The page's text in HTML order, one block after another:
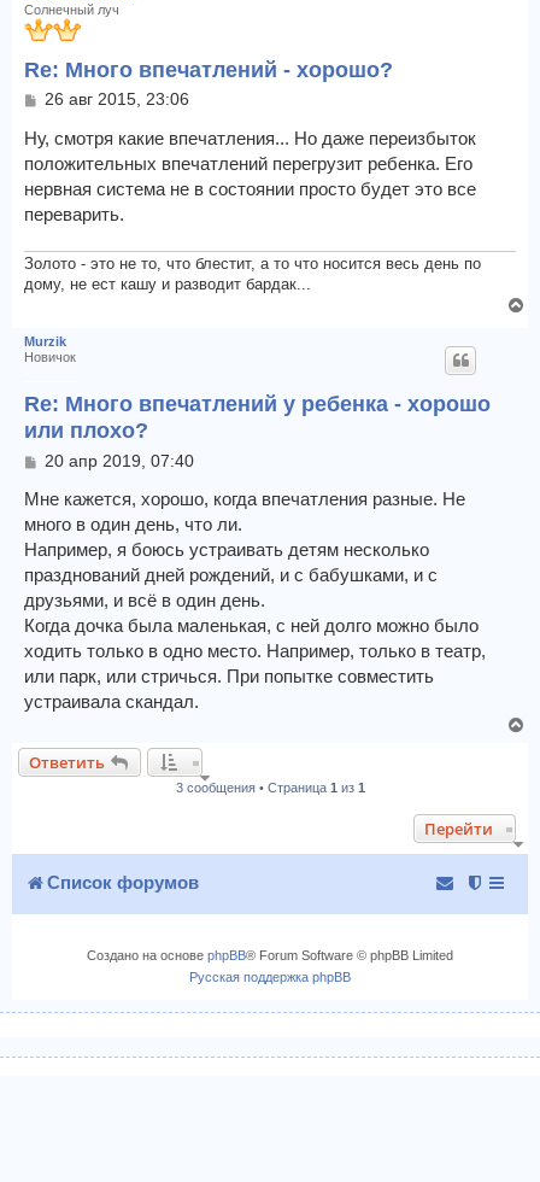
Солнечный луч
Re: Много впечатлений - хорошо?
С
о
б
щ
е
н
е
26 авг 2015, 23:06
Ну, смотря какие впечатления... Но даже переизбыток
положительных впечатлений перегрузит ребенка. Его
нервная система не в состоянии просто будет это все
переварить.
Золото - это не то, что блестит, а то что носится весь день по
дому, не ест кашу и разводит бардак...
Murzik
Новичок
Re: Много впечатлений у ребенка - хорошо
или плохо?
С
о
б
щ
е
н
и
е
20 апр 2019, 07:40
Мне кажется, хорошо, когда впечатления разные. Не
много в один день, что ли.
Например, я боюсь устраивать детям несколько
празднований дней рождений, и с бабушками, и с
друзьями, и всё в один день.
Когда дочка была маленькая, с ней долго можно было
ходить только в одно место. Например, только в театр,
или парк, или стричься. При попытке совместить
устраивала скандал.
ь
Ответить
3 сообщения • Страница 1 из 1
Перейти
Список форумов
Создано на основе phpBB® Forum Software © phpBB Limited
Русская поддержка phpBB